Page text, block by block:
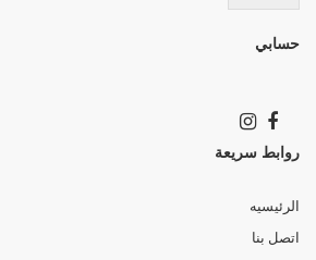
حسابي
روابط سريعة
الرئيسيه
اتصل بنا